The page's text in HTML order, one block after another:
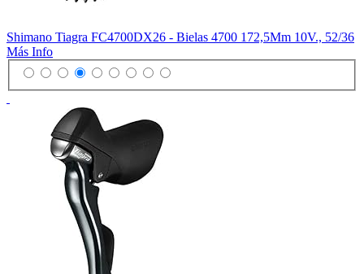
Shimano Tiagra FC4700DX26 - Bielas 4700 172,5Mm 10V., 52/36
Más Info